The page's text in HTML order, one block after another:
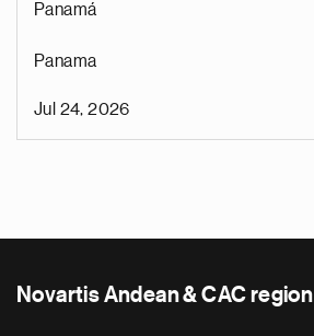
Panamá
Panama
Jul 24, 2026
Novartis Andean & CAC region